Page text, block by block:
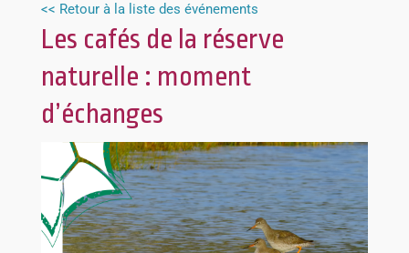
<< Retour à la liste des événements
Les cafés de la réserve
naturelle : moment
d’échanges